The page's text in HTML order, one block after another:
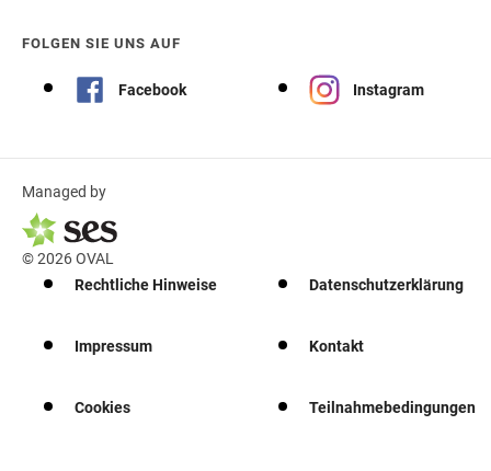
FOLGEN SIE UNS AUF
Facebook Instagram
Managed by
© 2026 OVAL
Rechtliche Hinweise
Datenschutzerklärung
Impressum Kontakt
Cookies Teilnahmebedingungen